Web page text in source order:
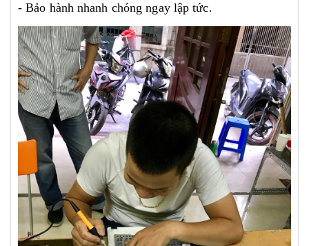
- Bảo hành nhanh chóng ngay lập tức.